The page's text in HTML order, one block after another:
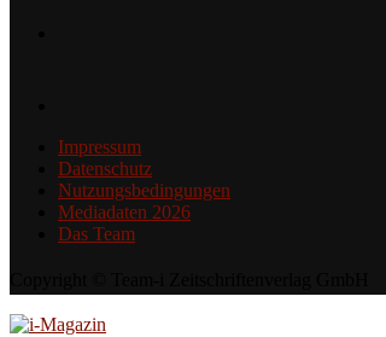
Impressum
Datenschutz
Nutzungsbedingungen
Mediadaten 2026
Das Team